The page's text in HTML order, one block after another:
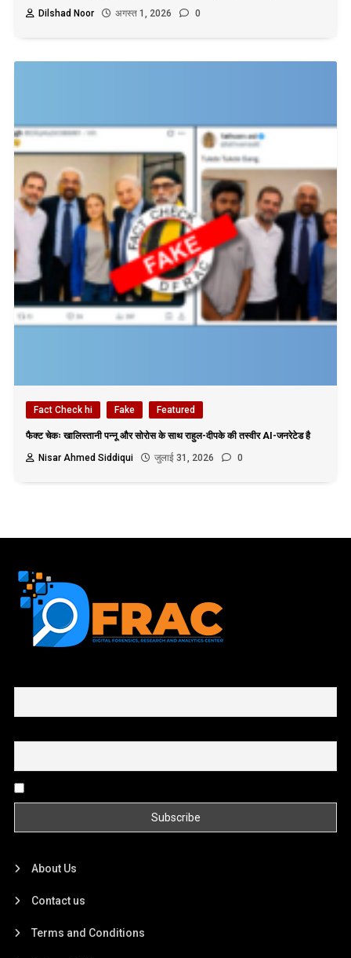
Dilshad Noor
अगस्त 1, 2026 0
Fact Check hi Fake Featured
फैक्ट चेकः खालिस्तानी पन्नू और सोरोस के साथ राहुल-दीपके की तस्वीर AI-जनरेटेड है
Nisar Ahmed Siddiqui
जुलाई 31, 2026 0
About Us
Contact us
Terms and Conditions